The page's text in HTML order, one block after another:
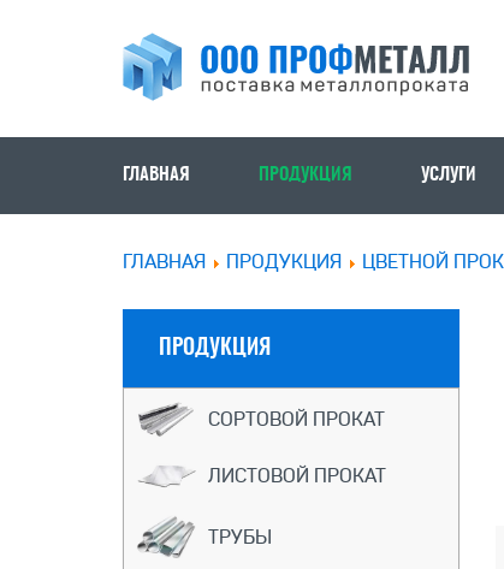
ГЛАВНАЯ ПРОДУКЦИЯ УСЛУГИ
ГЛАВНАЯ ПРОДУКЦИЯ ЦВЕТНОЙ
ПРОДУКЦИЯ
СОРТОВОЙ ПРОКАТ
ЛИСТОВОЙ ПРОКАТ
ТРУБЫ